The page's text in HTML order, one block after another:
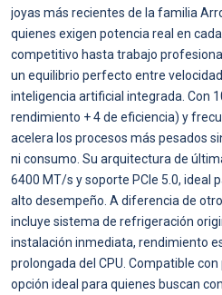
joyas más recientes de la familia
quienes exigen potencia real en
competitivo hasta trabajo
un equilibrio perfecto entre
inteligencia artificial integrada. Con
rendimiento + 4 de eficiencia) y
acelera los procesos más pesados
ni consumo. Su arquitectura de
6400 MT/s y soporte PCIe 5.0, ideal
alto desempeño. A diferencia de
incluye sistema de refrigeración
instalación inmediata, rendimiento
prolongada del CPU. Compatible
opción ideal para quienes buscan